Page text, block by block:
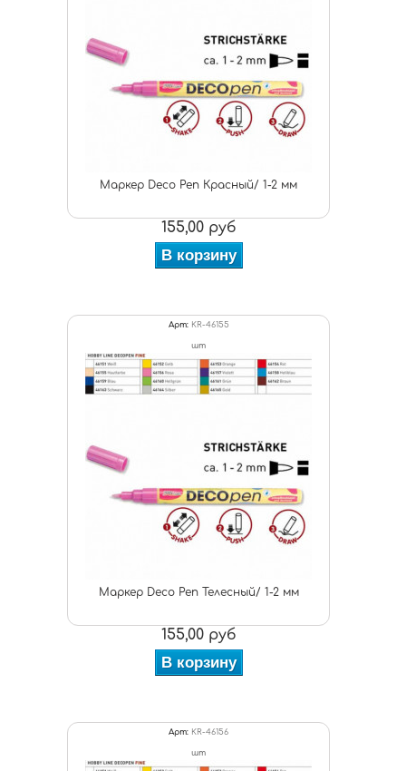
Маркер Deco Pen Красный/ 1-2 мм
155,00 руб
В корзину
Арт: KR-46155
шт
Маркер Deco Pen Телесный/ 1-2 мм
155,00 руб
В корзину
Арт: KR-46156
шт